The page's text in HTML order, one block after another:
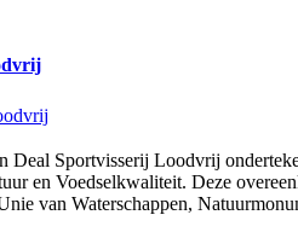
Deal Sportvisserij Loodvrij
en Voedselkwaliteit. Deze
van Waterschappen,